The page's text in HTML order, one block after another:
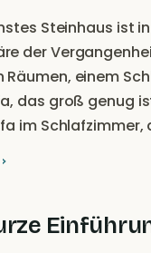
Steinhaus ist
der
Räumen, einem
das groß genug
im